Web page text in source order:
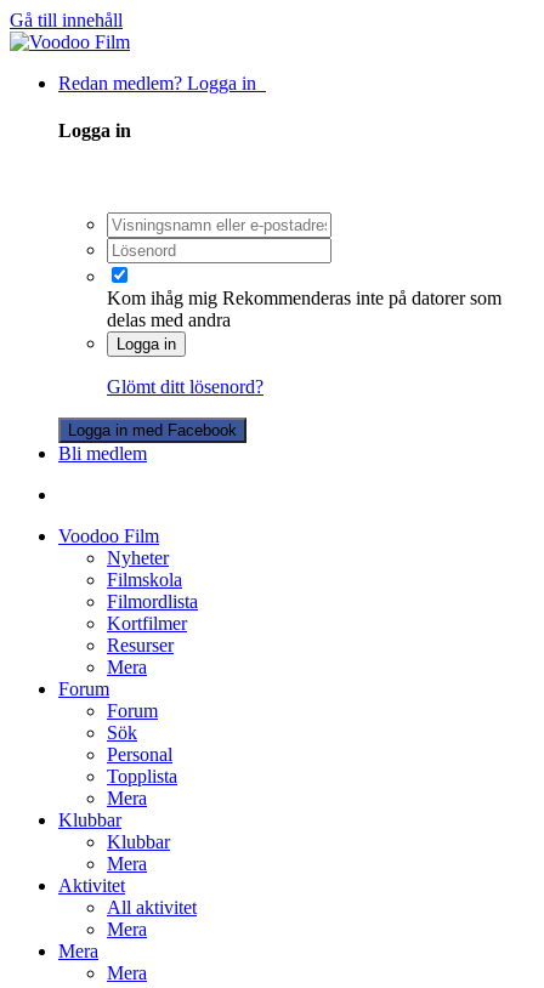
Gå till innehåll
Redan medlem? Logga in
Logga in
Kom ihåg mig Rekommenderas inte på datorer som
delas med andra
Logga in
Glömt ditt lösenord?
Logga in med Facebook
Bli medlem
Voodoo Film
Nyheter
Filmskola
Filmordlista
Kortfilmer
Resurser
Mera
Forum
Forum
Sök
Personal
Topplista
Mera
Klubbar
Klubbar
Mera
Aktivitet
All aktivitet
Mera
Mera
Mera